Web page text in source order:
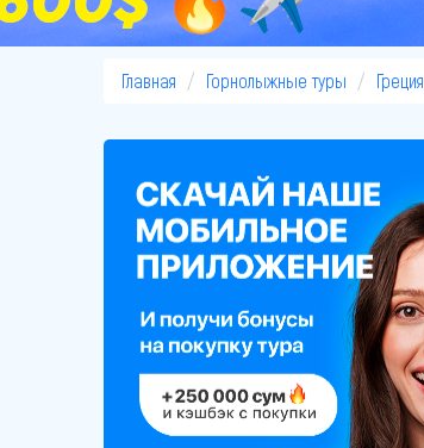
Главная Горнолыжные туры Греция